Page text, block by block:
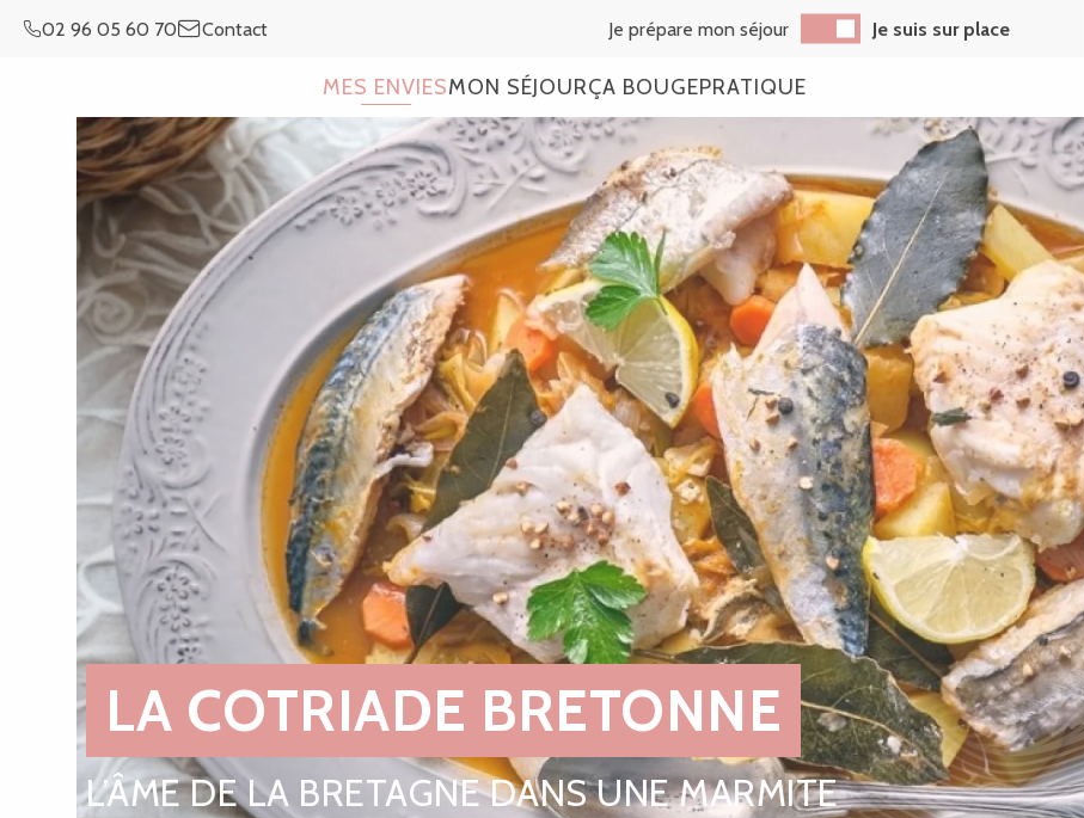
02 96 05 60 70 Contact Je prépare mon séjour Je suis sur place
MES ENVIESMON SÉJOURÇA BOUGEPRATIQUE
LA COTRIADE BRETONNE
L’ÂME DE LA BRETAGNE DANS UNE MARMITE